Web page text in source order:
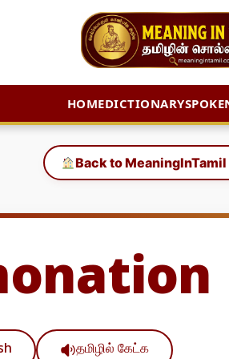
HOMEDICTIONARY
Back to
தமிழில் கேட்க